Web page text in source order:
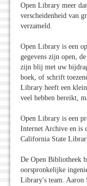
Open Library meer
verscheidenheid van
verzameld.
Open Library is een
gegevens zijn open,
zijn blij met uw
boek, of schrift
Library heeft een
veel hebben bereikt,
Open Library is een
Internet Archive en is
California State
De Open Bibliotheek
oorspronkelijke
Library's team. Aaron